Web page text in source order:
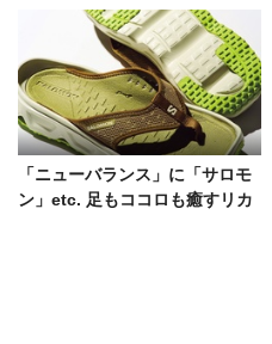
「ニューバランス」に「サロモ
ン」etc. 足もココロも癒すリカ